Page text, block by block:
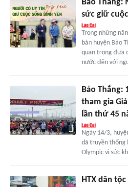
Bảo Thắng:
sức giữ
Trong những
bàn huyện Bảo
quan trọng đưa
nước đến với
Bảo Thắng:
tham gia
lần thứ 45
Ngày 14/3,
dã truyền thống
Olympic vì sức
HTX dân